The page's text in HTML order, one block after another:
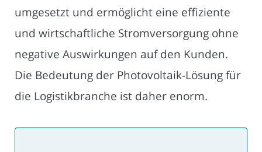
umgesetzt und ermöglicht eine effiziente
und wirtschaftliche Stromversorgung ohne
negative Auswirkungen auf den Kunden.
Die Bedeutung der Photovoltaik-Lösung für
die Logistikbranche ist daher enorm.